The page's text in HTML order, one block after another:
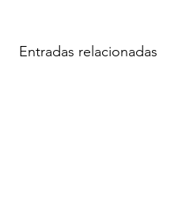
Entradas relacionadas